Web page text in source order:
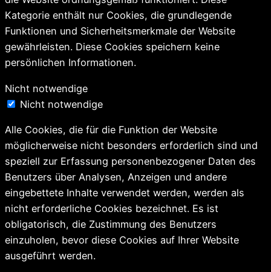
Kategorie enthält nur Cookies, die grundlegende
Funktionen und Sicherheitsmerkmale der Website
gewährleisten. Diese Cookies speichern keine
persönlichen Informationen.
Nicht notwendige
Nicht notwendige
Alle Cookies, die für die Funktion der Website
möglicherweise nicht besonders erforderlich sind und
speziell zur Erfassung personenbezogener Daten des
Benutzers über Analysen, Anzeigen und andere
eingebettete Inhalte verwendet werden, werden als
nicht erforderliche Cookies bezeichnet. Es ist
obligatorisch, die Zustimmung des Benutzers
einzuholen, bevor diese Cookies auf Ihrer Website
ausgeführt werden.